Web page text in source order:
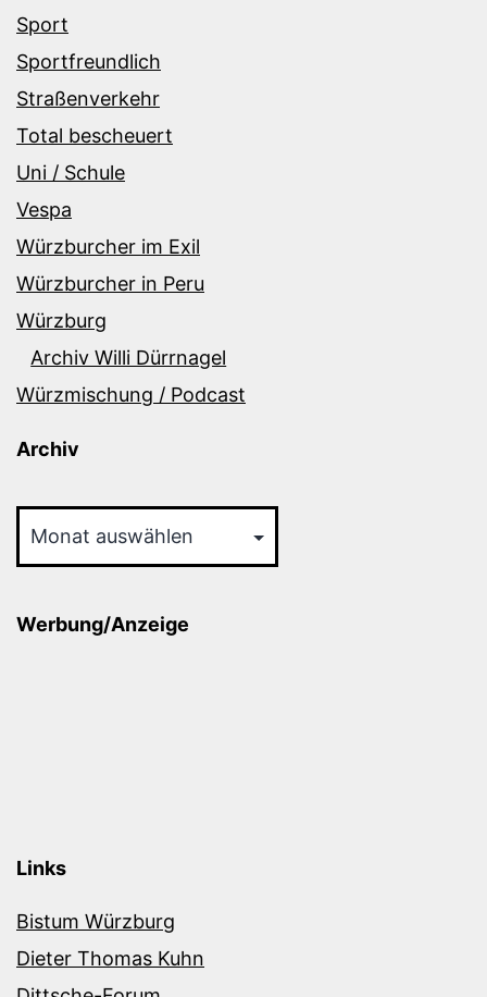
Sport
Sportfreundlich
Straßenverkehr
Total bescheuert
Uni / Schule
Vespa
Würzburcher im Exil
Würzburcher in Peru
Würzburg
Archiv Willi Dürrnagel
Würzmischung / Podcast
Archiv
Werbung/Anzeige
Links
Bistum Würzburg
Dieter Thomas Kuhn